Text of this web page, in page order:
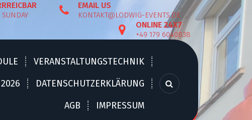
EMAIL US
KONTAKT@LODWIG-EVENTS.DE
ONLINE 24X7
+49 179 6040838
VERANSTALTUNGSTECHNIK
DATENSCHUTZERKLÄRUNG
AGB
IMPRESSUM